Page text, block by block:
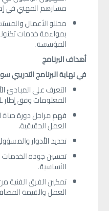
مسارهم المهني في
محللو الأعمال
بمواءمة خدمات
المؤسسة.
أهداف البرنامج
في نهايةالبرنامج
التعرف على المبادئ
المعلومات وفق إطار ITIL.
فهم مراحل دورة حياة
العمل الحقيقية.
تحديد الأدوار
الأساسية.
تمكين الفرق الفنية
العمل والقيمة